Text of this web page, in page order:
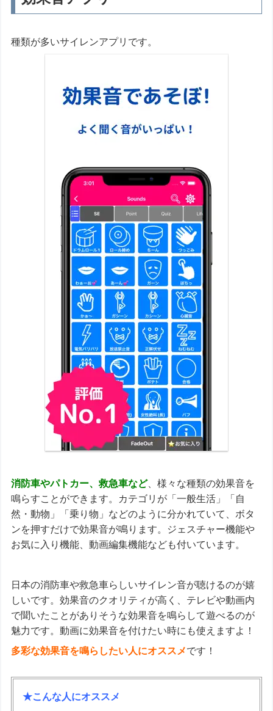
種類が多いサイレンアプリです。
消防車やパトカー、救急車など、様々な種類の効果音を
鳴らすことができます。カテゴリが「一般生活」「自
然・動物」「乗り物」などのように分かれていて、ボタ
ンを押すだけで効果音が鳴ります。ジェスチャー機能や
お気に入り機能、動画編集機能なども付いています。
日本の消防車や救急車らしいサイレン音が聴けるのが嬉
しいです。効果音のクオリティが高く、テレビや動画内
で聞いたことがありそうな効果音を鳴らして遊べるのが
魅力です。動画に効果音を付けたい時にも使えますよ！
多彩な効果音を鳴らしたい人にオススメです！
★こんな人にオススメ